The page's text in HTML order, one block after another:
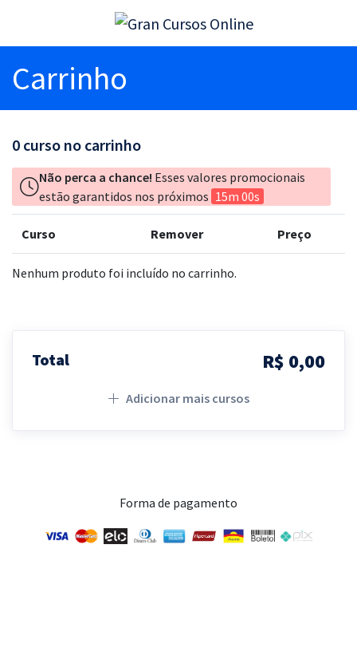
Carrinho
0 curso no carrinho
Não perca a chance! Esses valores promocionais
estão garantidos nos próximos 15m 00s
Curso Remover Preço
Nenhum produto foi incluído no carrinho.
Total R$ 0,00
Adicionar mais cursos
Forma de pagamento